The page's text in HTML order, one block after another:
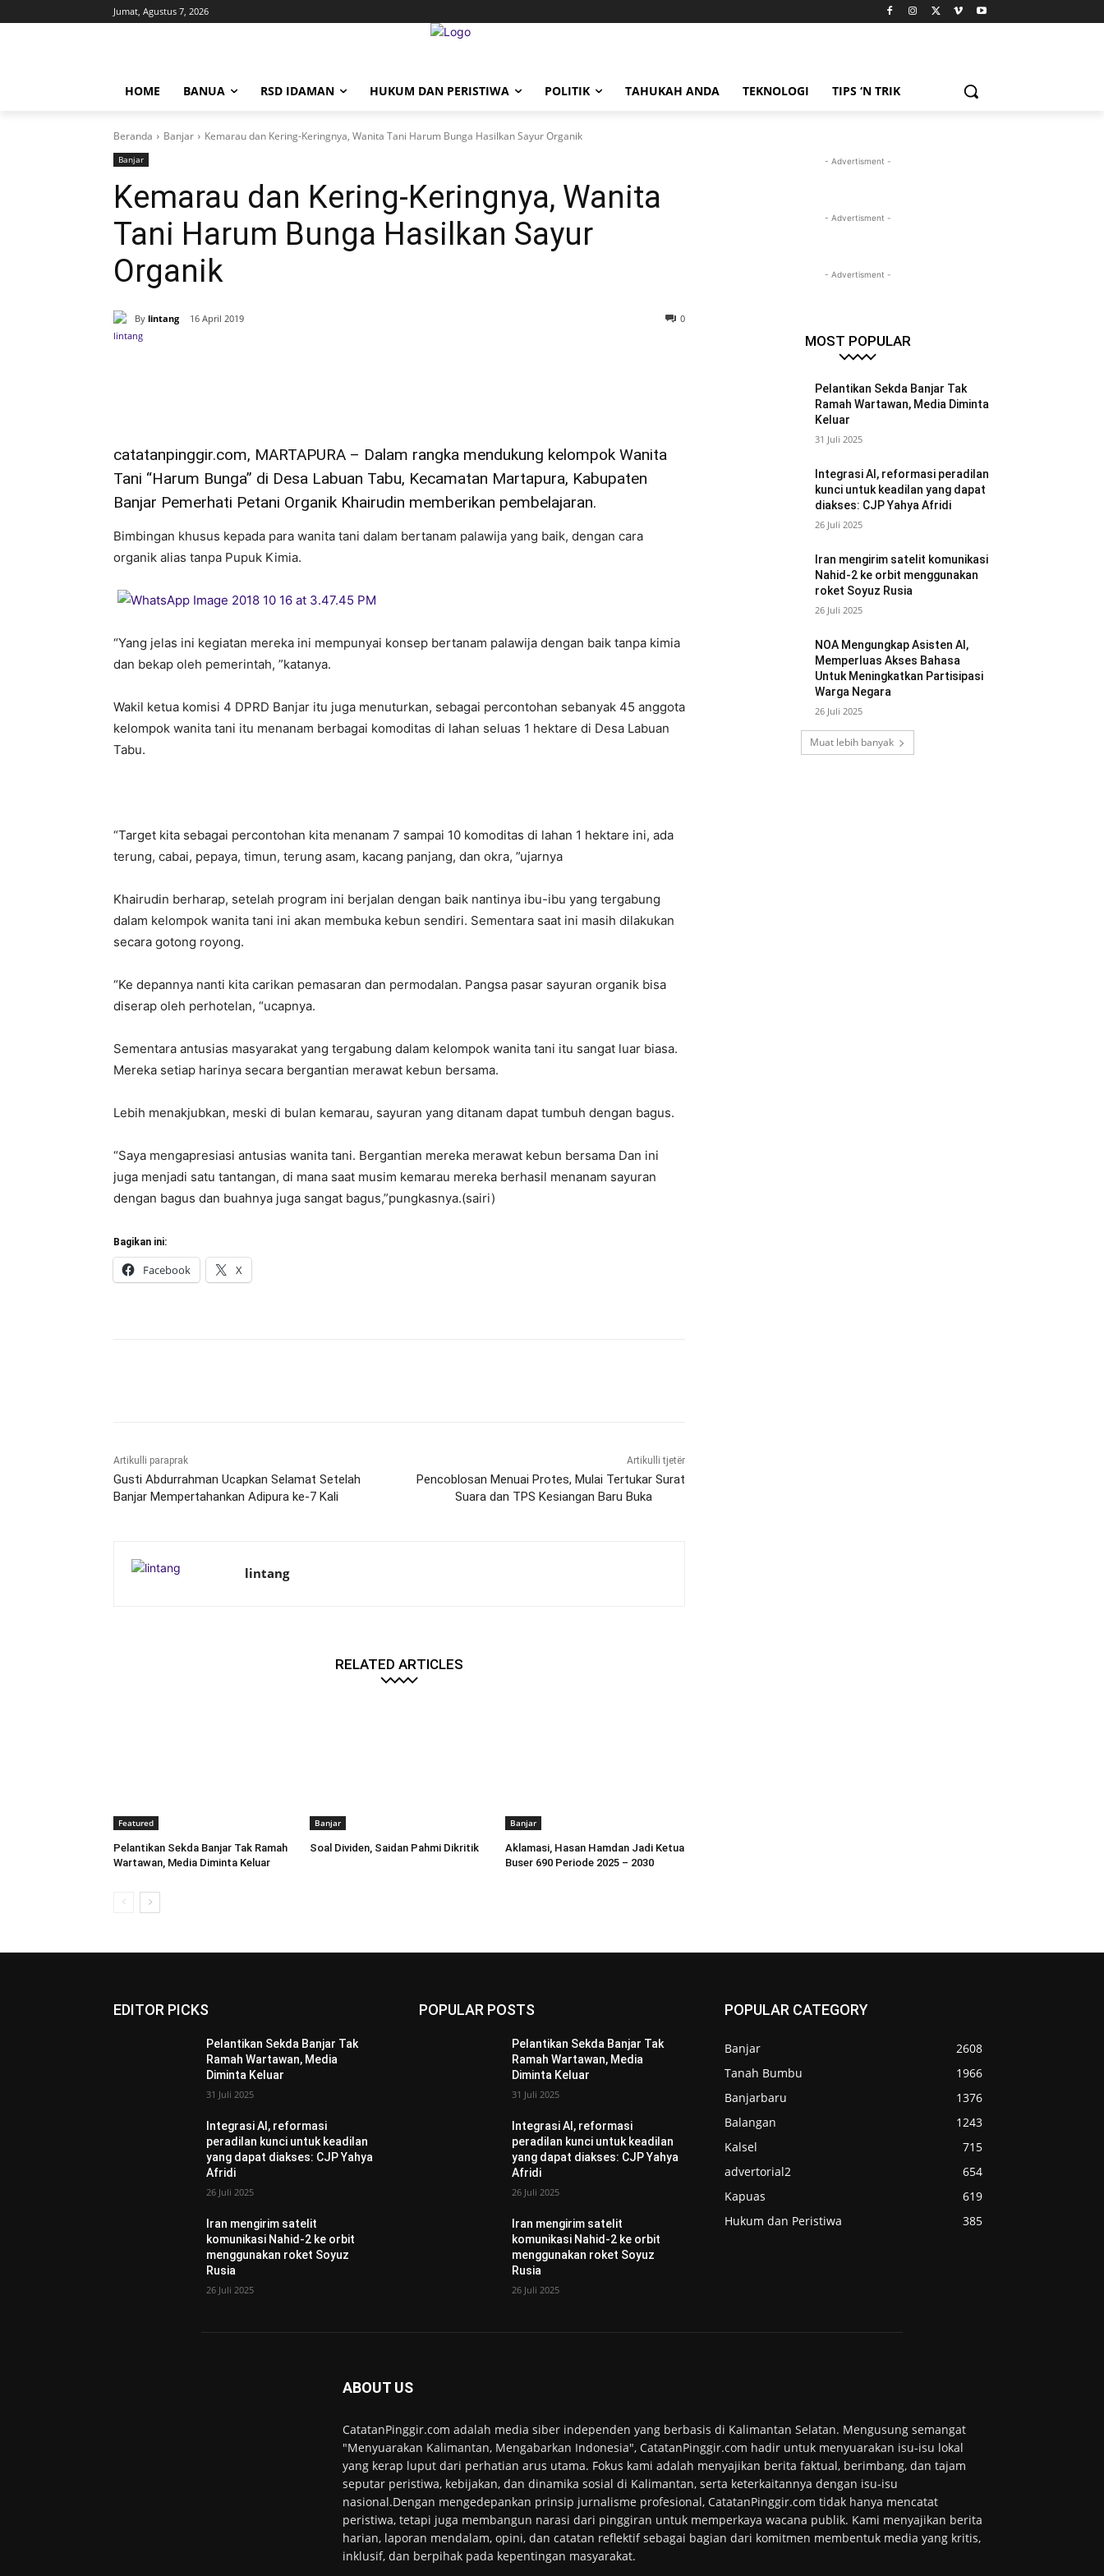
Jumat, Agustus 7, 2026
HOME BANUA RSD IDAMAN HUKUM DAN PERISTIWA POLITIK TAHUKAH ANDA TEKNOLOGI TIPS ‘N TRIK
Beranda Banjar Kemarau dan Kering-Keringnya, Wanita Tani Harum Bunga Hasilkan Sayur Organik
Banjar
Kemarau dan Kering-Keringnya, Wanita
Tani Harum Bunga Hasilkan Sayur
Organik
By lintang 16 April 2019 0
catatanpinggir.com, MARTAPURA – Dalam rangka mendukung kelompok Wanita
Tani “Harum Bunga” di Desa Labuan Tabu, Kecamatan Martapura, Kabupaten
Banjar Pemerhati Petani Organik Khairudin memberikan pembelajaran.
Bimbingan khusus kepada para wanita tani dalam bertanam palawija yang baik, dengan cara
organik alias tanpa Pupuk Kimia.
“Yang jelas ini kegiatan mereka ini mempunyai konsep bertanam palawija dengan baik tanpa kimia
dan bekap oleh pemerintah, ”katanya.
Wakil ketua komisi 4 DPRD Banjar itu juga menuturkan, sebagai percontohan sebanyak 45 anggota
kelompok wanita tani itu menanam berbagai komoditas di lahan seluas 1 hektare di Desa Labuan
Tabu.
“Target kita sebagai percontohan kita menanam 7 sampai 10 komoditas di lahan 1 hektare ini, ada
terung, cabai, pepaya, timun, terung asam, kacang panjang, dan okra, ”ujarnya
Khairudin berharap, setelah program ini berjalan dengan baik nantinya ibu-ibu yang tergabung
dalam kelompok wanita tani ini akan membuka kebun sendiri. Sementara saat ini masih dilakukan
secara gotong royong.
“Ke depannya nanti kita carikan pemasaran dan permodalan. Pangsa pasar sayuran organik bisa
diserap oleh perhotelan, “ucapnya.
Sementara antusias masyarakat yang tergabung dalam kelompok wanita tani itu sangat luar biasa.
Mereka setiap harinya secara bergantian merawat kebun bersama.
Lebih menakjubkan, meski di bulan kemarau, sayuran yang ditanam dapat tumbuh dengan bagus.
“Saya mengapresiasi antusias wanita tani. Bergantian mereka merawat kebun bersama Dan ini
juga menjadi satu tantangan, di mana saat musim kemarau mereka berhasil menanam sayuran
dengan bagus dan buahnya juga sangat bagus,”pungkasnya.(sairi)
Bagikan ini:
Facebook X
Artikulli paraprak
Gusti Abdurrahman Ucapkan Selamat Setelah
Banjar Mempertahankan Adipura ke-7 Kali
Artikulli tjetër
Pencoblosan Menuai Protes, Mulai Tertukar Surat
Suara dan TPS Kesiangan Baru Buka
lintang
RELATED ARTICLES
Featured
Pelantikan Sekda Banjar Tak Ramah
Wartawan, Media Diminta Keluar
Banjar
Soal Dividen, Saidan Pahmi Dikritik
Banjar
Aklamasi, Hasan Hamdan Jadi Ketua
Buser 690 Periode 2025 – 2030
- Advertisment -
- Advertisment -
- Advertisment -
MOST POPULAR
Pelantikan Sekda Banjar Tak
Ramah Wartawan, Media Diminta
Keluar
31 Juli 2025
Integrasi AI, reformasi peradilan
kunci untuk keadilan yang dapat
diakses: CJP Yahya Afridi
26 Juli 2025
Iran mengirim satelit komunikasi
Nahid-2 ke orbit menggunakan
roket Soyuz Rusia
26 Juli 2025
NOA Mengungkap Asisten AI,
Memperluas Akses Bahasa
Untuk Meningkatkan Partisipasi
Warga Negara
26 Juli 2025
Muat lebih banyak
EDITOR PICKS
Pelantikan Sekda Banjar Tak
Ramah Wartawan, Media
Diminta Keluar
31 Juli 2025
Integrasi AI, reformasi
peradilan kunci untuk keadilan
yang dapat diakses: CJP Yahya
Afridi
26 Juli 2025
Iran mengirim satelit
komunikasi Nahid-2 ke orbit
menggunakan roket Soyuz
Rusia
26 Juli 2025
POPULAR POSTS
Pelantikan Sekda Banjar Tak
Ramah Wartawan, Media
Diminta Keluar
31 Juli 2025
Integrasi AI, reformasi
peradilan kunci untuk keadilan
yang dapat diakses: CJP Yahya
Afridi
26 Juli 2025
Iran mengirim satelit
komunikasi Nahid-2 ke orbit
menggunakan roket Soyuz
Rusia
26 Juli 2025
POPULAR CATEGORY
Banjar
2608
Tanah Bumbu
1966
Banjarbaru
1376
Balangan
1243
Kalsel
715
advertorial2
654
Kapuas
619
Hukum dan Peristiwa
385
ABOUT US
CatatanPinggir.com adalah media siber independen yang berbasis di Kalimantan Selatan. Mengusung semangat
"Menyuarakan Kalimantan, Mengabarkan Indonesia", CatatanPinggir.com hadir untuk menyuarakan isu-isu lokal
yang kerap luput dari perhatian arus utama. Fokus kami adalah menyajikan berita faktual, berimbang, dan tajam
seputar peristiwa, kebijakan, dan dinamika sosial di Kalimantan, serta keterkaitannya dengan isu-isu
nasional.Dengan mengedepankan prinsip jurnalisme profesional, CatatanPinggir.com tidak hanya mencatat
peristiwa, tetapi juga membangun narasi dari pinggiran untuk memperkaya wacana publik. Kami menyajikan berita
harian, laporan mendalam, opini, dan catatan reflektif sebagai bagian dari komitmen membentuk media yang kritis,
inklusif, dan berpihak pada kepentingan masyarakat.